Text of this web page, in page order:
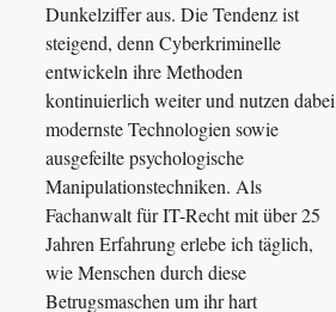
Dunkelziffer aus. Die Tendenz ist
steigend, denn Cyberkriminelle
entwickeln ihre Methoden
kontinuierlich weiter und nutzen dabei
modernste Technologien sowie
ausgefeilte psychologische
Manipulationstechniken. Als
Fachanwalt für IT-Recht mit über 25
Jahren Erfahrung erlebe ich täglich,
wie Menschen durch diese
Betrugsmaschen um ihr hart